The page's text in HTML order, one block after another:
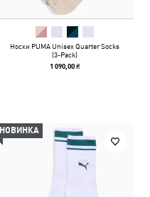
Носки PUMA Unisex Quarter Socks
(3-Pack)
1 090,00 ₴
НОВИНКА